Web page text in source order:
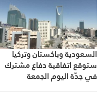
السعودية وباكستان وتركيا
ستوقع اتفاقية دفاع مشترك
في جدّة اليوم الجمعة